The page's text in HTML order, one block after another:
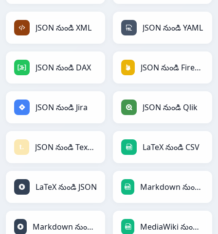
JSON నుండి XML JSON నుండి YAML
JSON నుండి DAX JSON నుండి Firebase
JSON నుండి Jira JSON నుండి Qlik
JSON నుండి Textile LaTeX నుండి CSV
LaTeX నుండి JSON Markdown నుండి CSV
Markdown నుండి JSON MediaWiki నుండి CSV